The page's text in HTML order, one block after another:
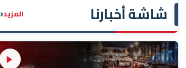
شاشة أخبارنا المزيد‹